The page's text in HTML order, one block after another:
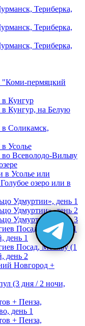
Териберка,
Териберка,
Териберка,
"Коми-пермяцкий
в Кунгур
в Кунгур, на Белую
в Соликамск,
Усолье
во Всеволодо-Вильву
в Усолье или
озеро или в
Удмуртии», день 1
Удмуртии», день 2
Удмуртии», день 3
Посад, Москву (1
день 1
Посад, Москву (1
день 2
Новгород +
(3 дня / 2 ночи,
+ Пенза,
день 1
+ Пенза,